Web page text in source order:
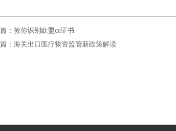
：教你识别欧盟ce证书
：海关出口医疗物资监管新政策解读